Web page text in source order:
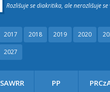
Rozlišuje se diakritika, ale nerozlišuje
2017 2018 2019 2020
2027
SAWRR PP